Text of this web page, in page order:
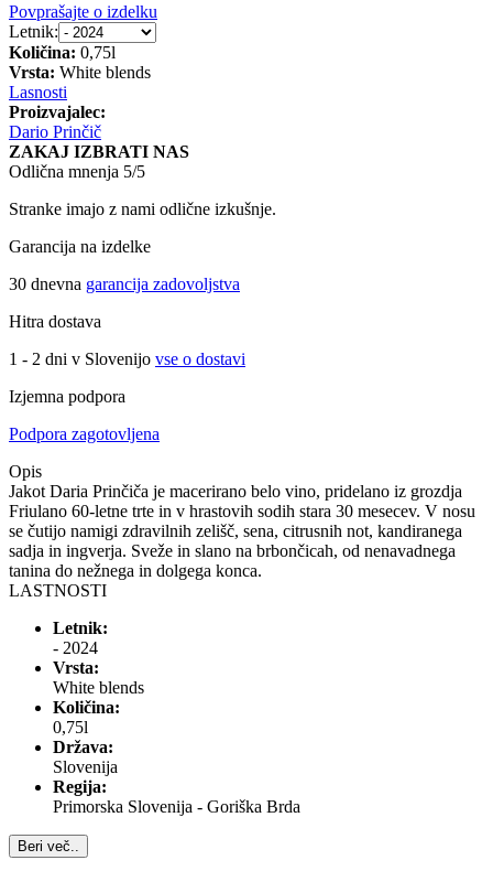
Povprašajte o izdelku
Letnik:
Količina: 0,75l
Vrsta: White blends
Lasnosti
Proizvajalec:
Dario Prinčič
ZAKAJ IZBRATI NAS
Odlična mnenja 5/5
Stranke imajo z nami odlične izkušnje.
Garancija na izdelke
30 dnevna garancija zadovoljstva
Hitra dostava
1 - 2 dni v Slovenijo vse o dostavi
Izjemna podpora
Podpora zagotovljena
Opis
Jakot Daria Prinčiča je macerirano belo vino, pridelano iz grozdja
Friulano 60-letne trte in v hrastovih sodih stara 30 mesecev. V nosu
se čutijo namigi zdravilnih zelišč, sena, citrusnih not, kandiranega
sadja in ingverja. Sveže in slano na brbončicah, od nenavadnega
tanina do nežnega in dolgega konca.
LASTNOSTI
Letnik:
- 2024
Vrsta:
White blends
Količina:
0,75l
Država:
Slovenija
Regija:
Primorska Slovenija - Goriška Brda
Beri več..